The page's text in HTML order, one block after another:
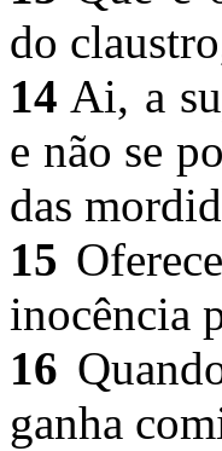
do
14 Ai, a
e não se
das
15
inocência
16
ganha